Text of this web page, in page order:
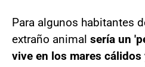
Para algunos habitantes
extraño animal sería un
vive en los mares